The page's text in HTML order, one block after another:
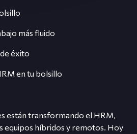
más fluido
éxito
en tu bolsillo
están transformando el HRM,
equipos híbridos y remotos. Hoy